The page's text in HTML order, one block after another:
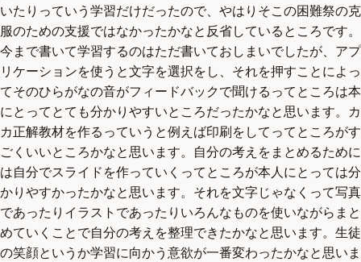
いたりっていう学習だけだったので、やはりそこの困難祭の克
服のための支援ではなかったかなと反省しているところです。
今まで書いて学習するのはただ書いておしまいでしたが、アプ
リケーションを使うと文字を選択をし、それを押すことによっ
てそのひらがなの音がフィードバックで聞けるってところは本
にとってとても分かりやすいところだったかなと思います。カ
カ正解教材を作るっていうと例えば印刷をしてってところがす
ごくいいところかなと思います。自分の考えをまとめるために
は自分でスライドを作っていくってところが本人にとっては分
かりやすかったかなと思います。それを文字じゃなくって写真
であったりイラストであったりいろんなものを使いながらまと
めていくことで自分の考えを整理できたかなと思います。生徒
の笑顔というか学習に向かう意欲が一番変わったかなと思いま